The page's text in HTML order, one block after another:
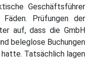
Geschäftsführer
Prüfungen der
auf, dass die GmbH
beleglose Buchungen
Tatsächlich lagen